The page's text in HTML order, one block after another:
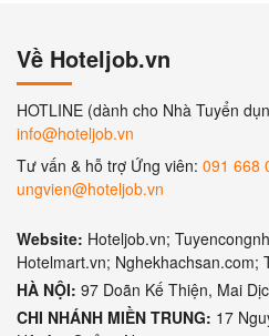
Về Hoteljob.vn
HOTLINE (dành cho Nhà Tuyển
info@hoteljob.vn
Tư vấn & hỗ trợ Ứng viên: 091 668
ungvien@hoteljob.vn
Website: Hoteljob.vn;
Hotelmart.vn; Nghekhachsan.com;
HÀ NỘI: 97 Doãn Kế Thiện, Mai
CHI NHÁNH MIỀN TRUNG: 17